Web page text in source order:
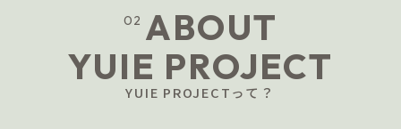
02 ABOUT
YUIE PROJECT
YUIE PROJECTって？